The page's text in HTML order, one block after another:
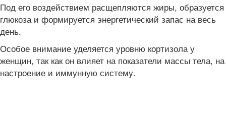
Под его воздействием расщепляются жиры, образуется
глюкоза и формируется энергетический запас на весь
день.
Особое внимание уделяется уровню кортизола у
женщин, так как он влияет на показатели массы тела, на
настроение и иммунную систему.